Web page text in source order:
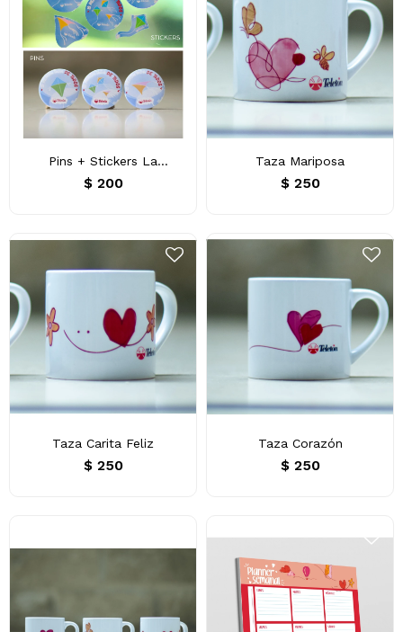
Pins + Stickers La
Remontada de Todos
$ 200
Taza Mariposa
$ 250
Taza Carita Feliz
$ 250
Taza Corazón
$ 250